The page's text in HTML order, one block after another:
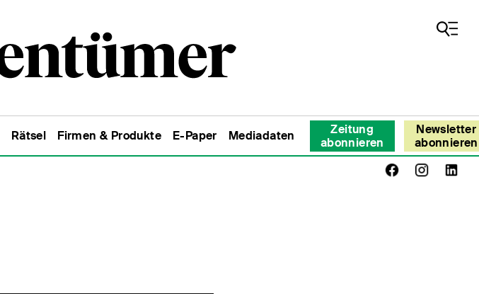
Rätsel Firmen & Produkte E-Paper Mediadaten
Zeitung
abonnieren
Newsletter
abonnieren